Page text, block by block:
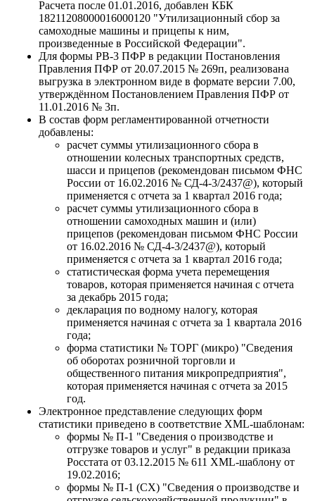
Расчета после 01.01.2016, добавлен КБК
18211208000016000120 "Утилизационный сбор за
самоходные машины и прицепы к ним,
произведенные в Российской Федерации".
Для формы РВ-3 ПФР в редакции Постановления
Правления ПФР от 20.07.2015 № 269п, реализована
выгрузка в электронном виде в формате версии 7.00,
утверждённом Постановлением Правления ПФР от
11.01.2016 № 3п.
В состав форм регламентированной отчетности
добавлены:
расчет суммы утилизационного сбора в
отношении колесных транспортных средств,
шасси и прицепов (рекомендован письмом ФНС
России от 16.02.2016 № СД-4-3/2437@), который
применяется с отчета за 1 квартал 2016 года;
расчет суммы утилизационного сбора в
отношении самоходных машин и (или)
прицепов (рекомендован письмом ФНС России
от 16.02.2016 № СД-4-3/2437@), который
применяется с отчета за 1 квартал 2016 года;
статистическая форма учета перемещения
товаров, которая применяется начиная с отчета
за декабрь 2015 года;
декларация по водному налогу, которая
применяется начиная с отчета за 1 квартала 2016
года;
форма статистики № ТОРГ (микро) "Сведения
об оборотах розничной торговли и
общественного питания микропредприятия",
которая применяется начиная с отчета за 2015
год.
Электронное представление следующих форм
статистики приведено в соответствие XML-шаблонам:
формы № П-1 "Сведения о производстве и
отгрузке товаров и услуг" в редакции приказа
Росстата от 03.12.2015 № 611 XML-шаблону от
19.02.2016;
формы № П-1 (СХ) "Сведения о производстве и